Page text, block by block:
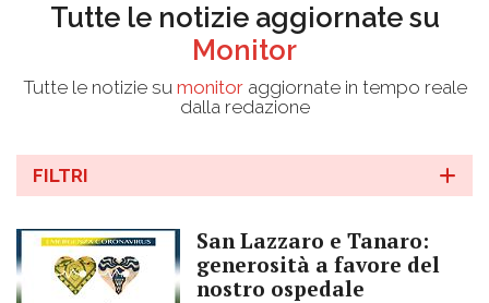
Tutte le notizie aggiornate su
Monitor
Tutte le notizie su monitoraggiornate in tempo reale
dalla redazione
FILTRI
San Lazzaro e Tanaro:
generosità a favore del
nostro ospedale